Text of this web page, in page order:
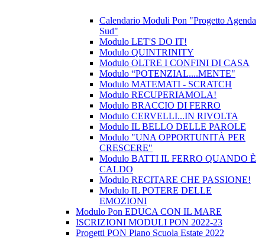
Calendario Moduli Pon "Progetto Agenda
Sud"
Modulo LET'S DO IT!
Modulo QUINTRINITY
Modulo OLTRE I CONFINI DI CASA
Modulo “POTENZIAL....MENTE"
Modulo MATEMATI - SCRATCH
Modulo RECUPERIAMOLA!
Modulo BRACCIO DI FERRO
Modulo CERVELLI...IN RIVOLTA
Modulo IL BELLO DELLE PAROLE
Modulo "UNA OPPORTUNITÀ PER
CRESCERE"
Modulo BATTI IL FERRO QUANDO È
CALDO
Modulo RECITARE CHE PASSIONE!
Modulo IL POTERE DELLE
EMOZIONI
Modulo Pon EDUCA CON IL MARE
ISCRIZIONI MODULI PON 2022-23
Progetti PON Piano Scuola Estate 2022